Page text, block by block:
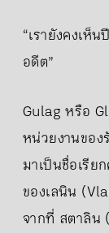
“เรายังคงเห็
อดีต”
Gulag หรือ
หน่วยงานขอ
มาเป็นชื่อเรีย
ของเลนิน
จากที่ สตาลิน